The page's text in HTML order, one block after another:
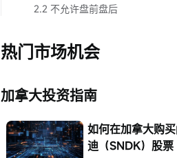
2.2 不允许盘前盘后
热门市场机会
加拿大投资指南
如何在加拿大购
迪（SNDK）股票